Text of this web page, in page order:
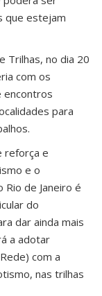
que estejam
Trilhas, no dia 20
com os
encontros
para
reforça e
e o
de Janeiro é
do
dar ainda mais
a adotar
com a
nas trilhas